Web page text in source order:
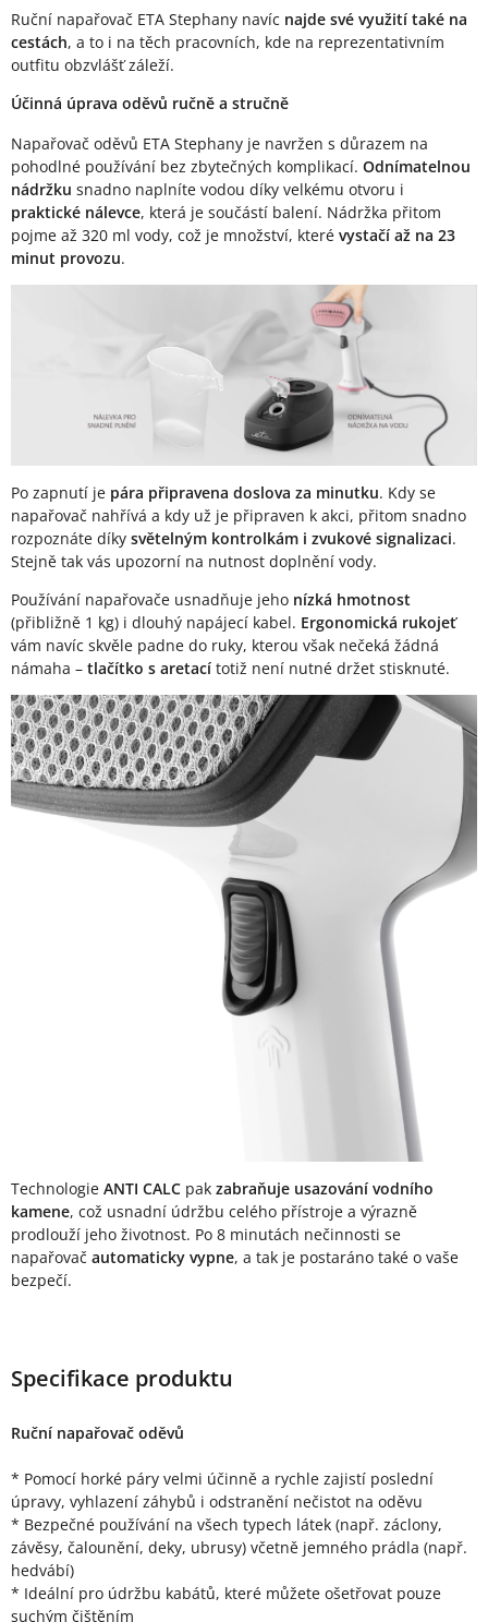
Ruční napařovač ETA Stephany navíc najde své využití také na
cestách, a to i na těch pracovních, kde na reprezentativním
outfitu obzvlášť záleží.
Účinná úprava oděvů ručně a stručně
Napařovač oděvů ETA Stephany je navržen s důrazem na
pohodlné používání bez zbytečných komplikací. Odnímatelnou
nádržku snadno naplníte vodou díky velkému otvoru i
praktické nálevce, která je součástí balení. Nádržka přitom
pojme až 320 ml vody, což je množství, které vystačí až na 23
minut provozu.
Po zapnutí je pára připravena doslova za minutku. Kdy se
napařovač nahřívá a kdy už je připraven k akci, přitom snadno
rozpoznáte díky světelným kontrolkám i zvukové signalizaci.
Stejně tak vás upozorní na nutnost doplnění vody.
Používání napařovače usnadňuje jeho nízká hmotnost
(přibližně 1 kg) i dlouhý napájecí kabel. Ergonomická rukojeť
vám navíc skvěle padne do ruky, kterou však nečeká žádná
námaha – tlačítko s aretací totiž není nutné držet stisknuté.
Technologie ANTI CALC pak zabraňuje usazování vodního
kamene, což usnadní údržbu celého přístroje a výrazně
prodlouží jeho životnost. Po 8 minutách nečinnosti se
napařovač automaticky vypne, a tak je postaráno také o vaše
bezpečí.
Specifikace produktu
Ruční napařovač oděvů
* Pomocí horké páry velmi účinně a rychle zajistí poslední
úpravy, vyhlazení záhybů i odstranění nečistot na oděvu
* Bezpečné používání na všech typech látek (např. záclony,
závěsy, čalounění, deky, ubrusy) včetně jemného prádla (např.
hedvábí)
* Ideální pro údržbu kabátů, které můžete ošetřovat pouze
suchým čištěním